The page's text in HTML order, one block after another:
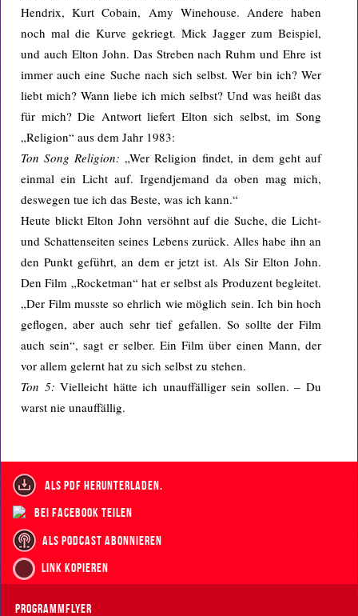
Hendrix, Kurt Cobain, Amy Winehouse. Andere haben
noch mal die Kurve gekriegt. Mick Jagger zum Beispiel,
und auch Elton John. Das Streben nach Ruhm und Ehre ist
immer auch eine Suche nach sich selbst. Wer bin ich? Wer
liebt mich? Wann liebe ich mich selbst? Und was heißt das
für mich? Die Antwort liefert Elton sich selbst, im Song
„Religion“ aus dem Jahr 1983:
Ton Song Religion: „Wer Religion findet, in dem geht auf
einmal ein Licht auf. Irgendjemand da oben mag mich,
deswegen tue ich das Beste, was ich kann.“
Heute blickt Elton John versöhnt auf die Suche, die Licht-
und Schattenseiten seines Lebens zurück. Alles habe ihn an
den Punkt geführt, an dem er jetzt ist. Als Sir Elton John.
Den Film „Rocketman“ hat er selbst als Produzent begleitet.
„Der Film musste so ehrlich wie möglich sein. Ich bin hoch
geflogen, aber auch sehr tief gefallen. So sollte der Film
auch sein“, sagt er selber. Ein Film über einen Mann, der
vor allem gelernt hat zu sich selbst zu stehen.
Ton 5: Vielleicht hätte ich unauffälliger sein sollen. – Du
warst nie unauffällig.
als PDF herunterladen.
bei Facebook teilen
als Podcast abonnieren
Link kopieren
Programmflyer